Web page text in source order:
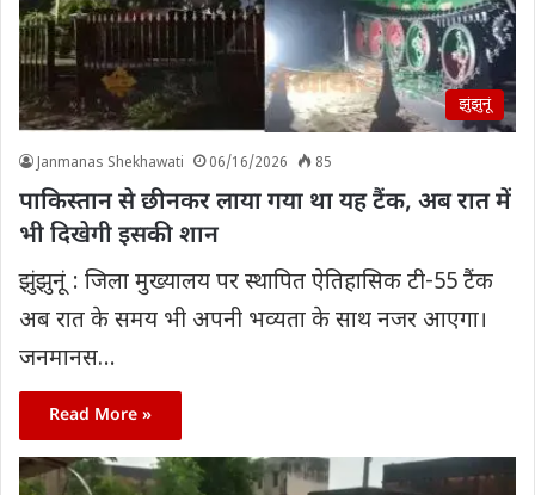
झुंझुनूं
Janmanas Shekhawati 06/16/2026 85
पाकिस्तान से छीनकर लाया गया था यह टैंक, अब रात में
भी दिखेगी इसकी शान
झुंझुनूं : जिला मुख्यालय पर स्थापित ऐतिहासिक टी-55 टैंक
अब रात के समय भी अपनी भव्यता के साथ नजर आएगा।
जनमानस…
Read More »